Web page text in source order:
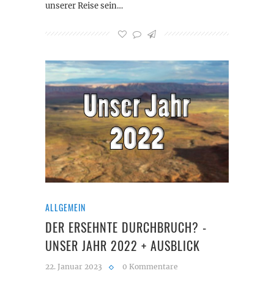
unserer Reise sein…
ALLGEMEIN
DER ERSEHNTE DURCHBRUCH? -
UNSER JAHR 2022 + AUSBLICK
22. Januar 2023 0 Kommentare